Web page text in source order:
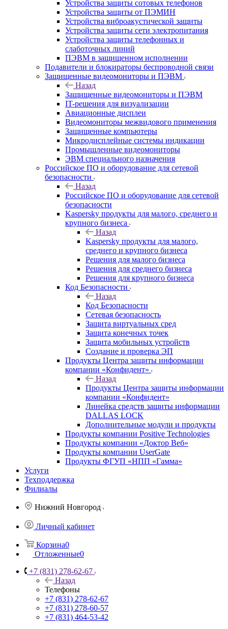
Устройства защиты сотовых телефонов
Устройства защиты от ПЭМИН
Устройства виброакустической защиты
Устройства защиты сети электропитания
Устройства защиты телефонных и
слаботочных линий
ПЭВМ в защищенном исполнении
Подавители и блокираторы беспроводной связи
Защищенные видеомониторы и ПЭВМ
Назад
Защищенные видеомониторы и ПЭВМ
IT-решения для визуализации
Авиационные дисплеи
Видеомониторы межвидового применения
Защищенные компьютеры
Микродисплейные системы индикации
Промышленные видеомониторы
ЭВМ специального назначения
Российское ПО и оборудование для сетевой
безопасности
Назад
Российское ПО и оборудование для сетевой
безопасности
Kaspersky продукты для малого, среднего и
крупного бизнеса
Назад
Kaspersky продукты для малого,
среднего и крупного бизнеса
Решения для малого бизнеса
Решения для среднего бизнеса
Решения для крупного бизнеса
Код Безопасности
Назад
Код Безопасности
Сетевая безопасность
Защита виртуальных сред
Защита конечных точек
Защита мобильных устройств
Создание и проверка ЭП
Продукты Центра защиты информации
компании «Конфидент»
Назад
Продукты Центра защиты информации
компании «Конфидент»
Линейка средств защиты информации
DALLAS LOCK
Дополнительные модули и продукты
Продукты компании Positive Technologies
Продукты компании «Доктор Веб»
Продукты компании UserGate
Продукты ФГУП «НПП «Гамма»
Услуги
Техподдержка
Филиалы
Нижний Новгород
Личный кабинет
Корзина0
Отложенные0
+7 (831) 278-62-67
Назад
Телефоны
+7 (831) 278-62-67
+7 (831) 278-60-57
+7 (831) 464-53-42